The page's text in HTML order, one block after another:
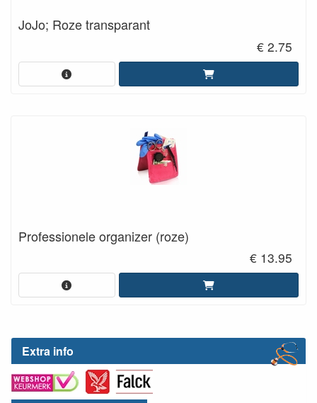
Extra info
JoJo; Roze transparant
€ 2.75
Professionele organizer (roze)
€ 13.95